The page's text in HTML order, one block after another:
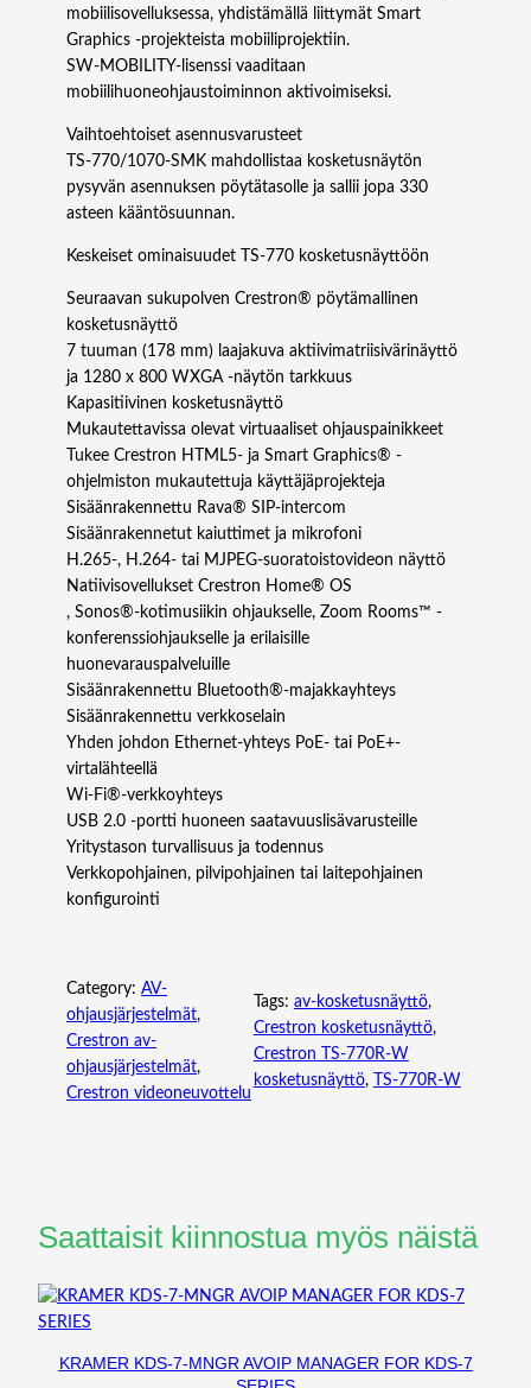
mobiilisovelluksessa, yhdistämällä liittymät Smart
Graphics -projekteista mobiiliprojektiin.
SW‑MOBILITY-lisenssi vaaditaan
mobiilihuoneohjaustoiminnon aktivoimiseksi.
Vaihtoehtoiset asennusvarusteet
TS-770/1070-SMK mahdollistaa kosketusnäytön
pysyvän asennuksen pöytätasolle ja sallii jopa 330
asteen kääntösuunnan.
Keskeiset ominaisuudet TS-770 kosketusnäyttöön
Seuraavan sukupolven Crestron® pöytämallinen
kosketusnäyttö
7 tuuman (178 mm) laajakuva aktiivimatriisivärinäyttö
ja 1280 x 800 WXGA -näytön tarkkuus
Kapasitiivinen kosketusnäyttö
Mukautettavissa olevat virtuaaliset ohjauspainikkeet
Tukee Crestron HTML5- ja Smart Graphics® -
ohjelmiston mukautettuja käyttäjäprojekteja
Sisäänrakennettu Rava® SIP-intercom
Sisäänrakennetut kaiuttimet ja mikrofoni
H.265-, H.264- tai MJPEG-suoratoistovideon näyttö
Natiivisovellukset Crestron Home® OS
, Sonos®-kotimusiikin ohjaukselle, Zoom Rooms™ -
konferenssiohjaukselle ja erilaisille
huonevarauspalveluille
Sisäänrakennettu Bluetooth®-majakkayhteys
Sisäänrakennettu verkkoselain
Yhden johdon Ethernet-yhteys PoE- tai PoE+-
virtalähteellä
Wi‑Fi®-verkkoyhteys
USB 2.0 -portti huoneen saatavuuslisävarusteille
Yritystason turvallisuus ja todennus
Verkkopohjainen, pilvipohjainen tai laitepohjainen
konfigurointi
Category: AV-
ohjausjärjestelmät
Crestron av-
ohjausjärjestelmät
Crestron videoneuvottelu
Tags: av-kosketusnäyttö ,
Crestron kosketusnäyttö ,
Crestron TS-770R-W
kosketusnäyttö, TS-770R-W
Saattaisit kiinnostua myös näistä
KRAMER KDS-7-MNGR AVOIP MANAGER FOR KDS-7